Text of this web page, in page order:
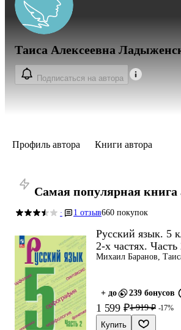
Таиса Алексеевна
Подписаться на автора
Профиль автора Книги автора
Самая популярная книга
· 1 отзыв660 покупок
Русский язык. 5
2-х частях. Часть
Михаил Баранов,
+ до 239 бонусов
1 599 ₽1 919 ₽ -17%
Купить